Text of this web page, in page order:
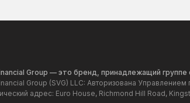
Group — это бренд, принадлежащий
Group (SVG) LLC: Авторизована
адрес: Euro House, Richmond Hill Road,